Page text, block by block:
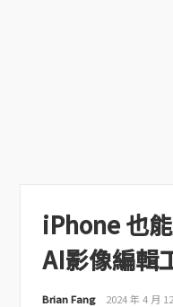
iPhone 也
AI影像編輯
Brian Fang 2024 年 4 月